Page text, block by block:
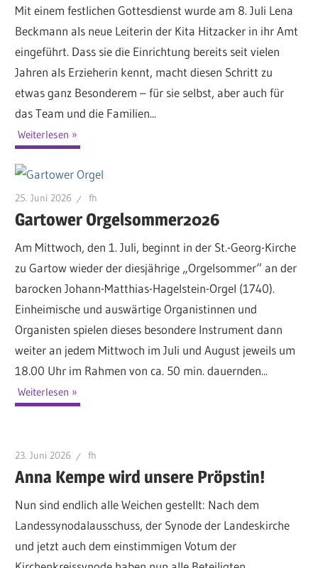
Mit einem festlichen Gottesdienst wurde am 8. Juli Lena
Beckmann als neue Leiterin der Kita Hitzacker in ihr Amt
eingeführt. Dass sie die Einrichtung bereits seit vielen
Jahren als Erzieherin kennt, macht diesen Schritt zu
etwas ganz Besonderem – für sie selbst, aber auch für
das Team und die Familien...
Weiterlesen
25. Juni 2026 fh
Gartower Orgelsommer2026
Am Mittwoch, den 1. Juli, beginnt in der St.-Georg-Kirche
zu Gartow wieder der diesjährige „Orgelsommer“ an der
barocken Johann-Matthias-Hagelstein-Orgel (1740).
Einheimische und auswärtige Organistinnen und
Organisten spielen dieses besondere Instrument dann
weiter an jedem Mittwoch im Juli und August jeweils um
18.00 Uhr im Rahmen von ca. 50 min. dauernden...
Weiterlesen
23. Juni 2026 fh
Anna Kempe wird unsere Pröpstin!
Nun sind endlich alle Weichen gestellt: Nach dem
Landessynodalausschuss, der Synode der Landeskirche
und jetzt auch dem einstimmigen Votum der